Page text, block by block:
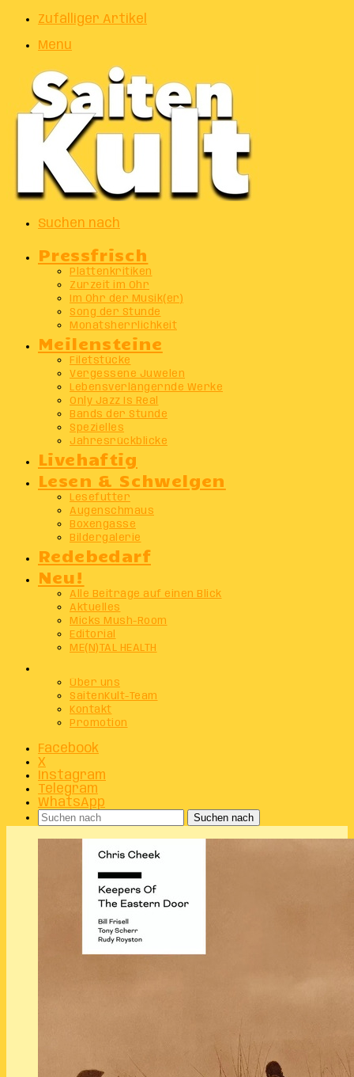
Zufälliger Artikel
Menu
Suchen nach
Pressfrisch
Plattenkritiken
Zurzeit im Ohr
Im Ohr der Musik(er)
Song der Stunde
Monatsherrlichkeit
Meilensteine
Filetstücke
Vergessene Juwelen
Lebensverlängernde Werke
Only Jazz Is Real
Bands der Stunde
Spezielles
Jahresrückblicke
Livehaftig
Lesen & Schwelgen
Lesefutter
Augenschmaus
Boxengasse
Bildergalerie
Redebedarf
Neu!
Alle Beiträge auf einen Blick
Aktuelles
Micks Mush-Room
Editorial
ME(N)TAL HEALTH
Über uns
SaitenKult-Team
Kontakt
Promotion
Facebook
X
Instagram
Telegram
WhatsApp
Suchen nach